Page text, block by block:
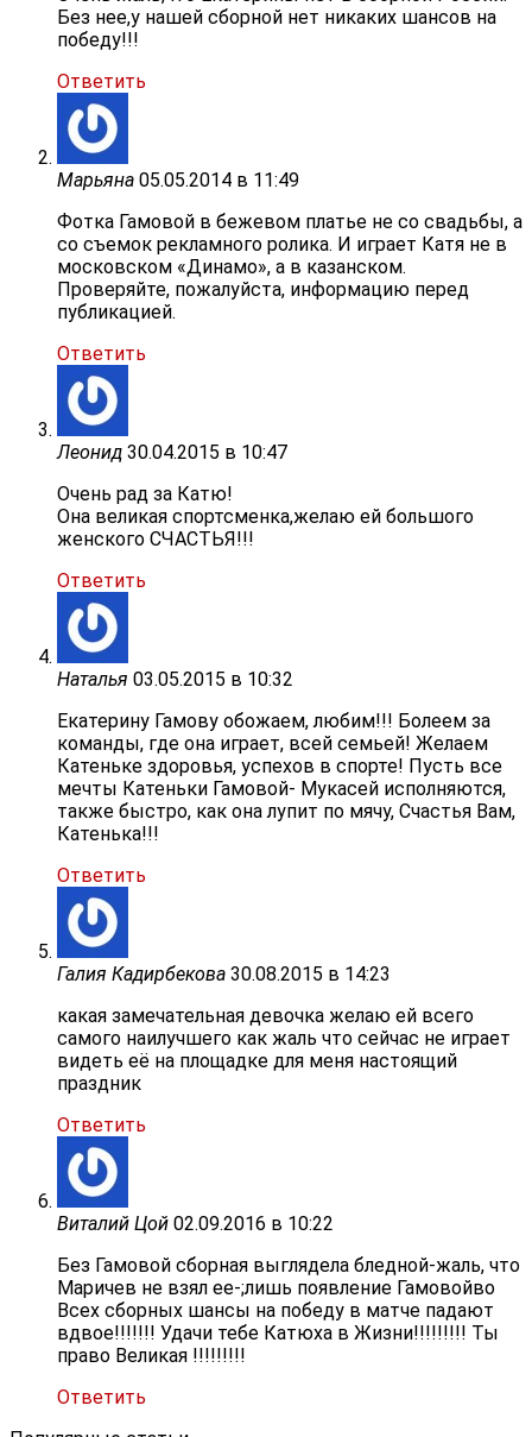
Без нее,у нашей сборной нет никаких шансов на
победу!!!
Ответить
Марьяна 05.05.2014 в 11:49
Фотка Гамовой в бежевом платье не со свадьбы, а
со съемок рекламного ролика. И играет Катя не в
московском «Динамо», а в казанском.
Проверяйте, пожалуйста, информацию перед
публикацией.
Ответить
Леонид 30.04.2015 в 10:47
Очень рад за Катю!
Она великая спортсменка,желаю ей большого
женского СЧАСТЬЯ!!!
Ответить
Наталья 03.05.2015 в 10:32
Екатерину Гамову обожаем, любим!!! Болеем за
команды, где она играет, всей семьей! Желаем
Катеньке здоровья, успехов в спорте! Пусть все
мечты Катеньки Гамовой- Мукасей исполняются,
также быстро, как она лупит по мячу, Счастья Вам,
Катенька!!!
Ответить
Галия Кадирбекова 30.08.2015 в 14:23
какая замечательная девочка желаю ей всего
самого наилучшего как жаль что сейчас не играет
видеть её на площадке для меня настоящий
праздник
Ответить
Виталий Цой 02.09.2016 в 10:22
Без Гамовой сборная выглядела бледной-жаль, что
Маричев не взял ее-;лишь появление Гамовойво
Всех сборных шансы на победу в матче падают
вдвое!!!!!!! Удачи тебе Катюха в Жизни!!!!!!!!! Ты
право Великая !!!!!!!!!
Ответить